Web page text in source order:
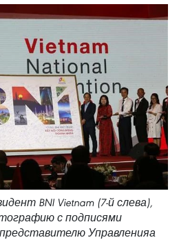
BNI Vietnam (7-й слева),
с подписями
Управленияа